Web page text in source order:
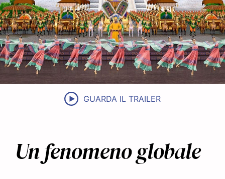
GUARDA IL TRAILER
Un fenomeno globale